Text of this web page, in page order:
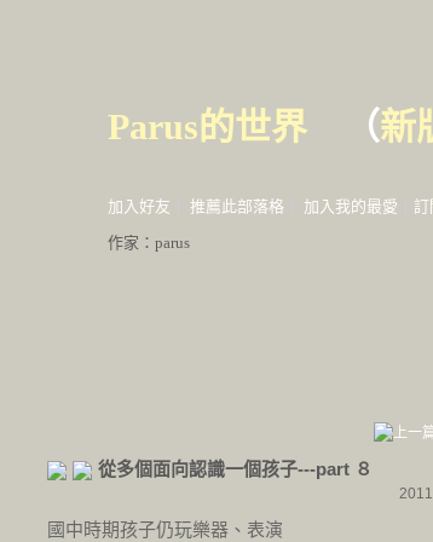
Parus的世界 （新
加入好友 推薦此部落格 加入我的最愛
訂
作家：parus
從多個面向認識一個孩子---part ８
國中時期孩子仍玩樂器、表演